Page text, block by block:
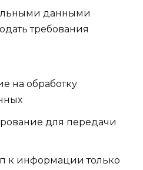
данными
требования
на обработку
для передачи
к информации только